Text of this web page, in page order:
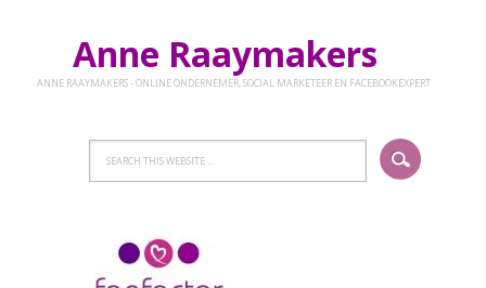
Anne Raaymakers
ANNE RAAYMAKERS - ONLINE ONDERNEMER, SOCIAL MARKETEER EN FACEBOOKEXPERT